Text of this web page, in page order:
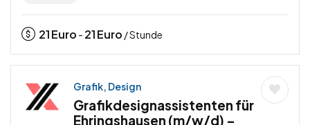
21Euro - 21Euro / Stunde
Grafik, Design
Grafikdesignassistenten für
Ehringshausen (m/w/d) –